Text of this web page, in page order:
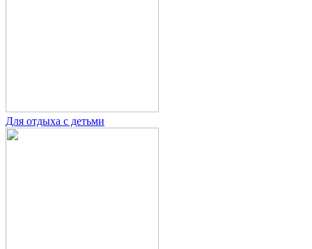
Для отдыха с детьми